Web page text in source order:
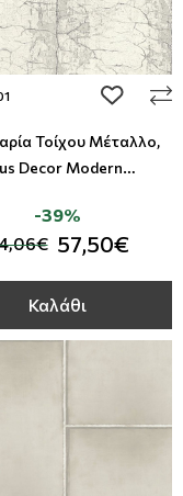
add to
Τοίχου Μέταλλο,
Decor Modern
57,50€
-39%
Καλάθι